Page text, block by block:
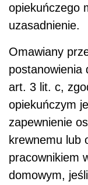
opiekuńczego
uzasadnienie.
Omawiany
postanowienia
art. 3 lit. c,
opiekuńczym
zapewnienie
krewnemu lub
pracownikiem
domowym,